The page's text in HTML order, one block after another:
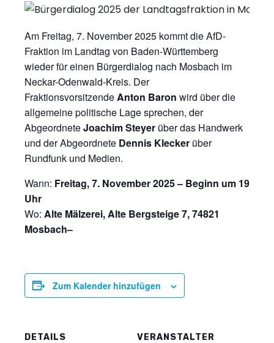
Am Freitag, 7. November 2025 kommt die AfD-
Fraktion im Landtag von Baden-Württemberg
wieder für einen Bürgerdialog nach Mosbach im
Neckar-Odenwald-Kreis. Der
FraktionsvorsitzendeAnton Baron wird über die
allgemeine politische Lage sprechen, der
AbgeordneteJoachim Steyer über das Handwerk
und der Abgeordnete Dennis Klecker über
Rundfunk und Medien.
Wann: Freitag, 7. November 2025 – Beginn um 19
Uhr
Wo: Alte Mälzerei, Alte Bergsteige 7, 74821
Mosbach–
Zum Kalender hinzufügen
DETAILS VERANSTALTER